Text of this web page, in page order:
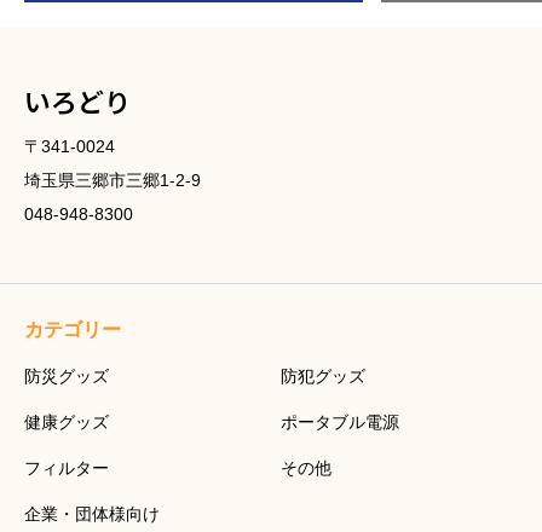
いろどり
〒341-0024
埼玉県三郷市三郷1-2-9
048-948-8300
カテゴリー
防災グッズ 防犯グッズ
健康グッズ ポータブル電源
フィルター その他
企業・団体様向け